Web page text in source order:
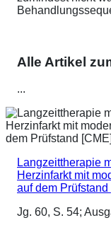
Alle Artikel
...
Langzeittherapie
Herzinfarkt mit
auf dem Prüfstand
Jg. 60, S. 54;